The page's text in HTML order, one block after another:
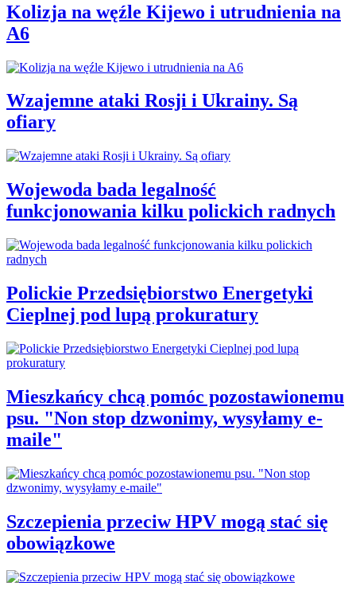
Kolizja na węźle Kijewo i utrudnienia na
A6
Wzajemne ataki Rosji i Ukrainy. Są
ofiary
Wojewoda bada legalność
funkcjonowania kilku polickich radnych
Polickie Przedsiębiorstwo Energetyki
Cieplnej pod lupą prokuratury
Mieszkańcy chcą pomóc pozostawionemu
psu. "Non stop dzwonimy, wysyłamy e-
maile"
Szczepienia przeciw HPV mogą stać się
obowiązkowe